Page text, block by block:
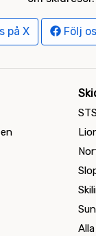
på X Följ